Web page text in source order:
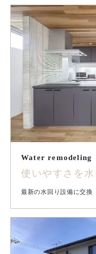
Water remodeling
使いやすさを
最新の水回り設備に交換